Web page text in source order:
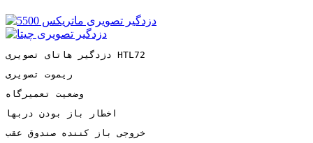
دزدگیر هاتای تصویری HTL72
ریموت تصویری
وضعیت تعمیرگاه
اخطار باز بودن دربها
خروجی باز کننده صندوق عقب